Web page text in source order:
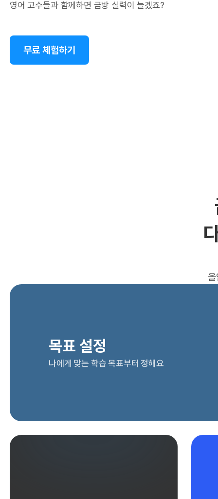
영어 고수들과 함께하면 금방 실력이 늘겠죠?
무료 체험하기
목표 설정
나에게 맞는 학습 목표부터 정해요